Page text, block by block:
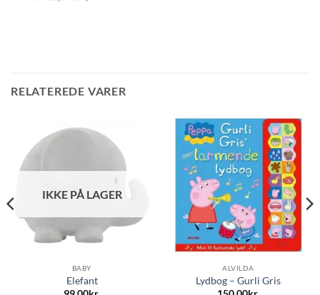
RELATEREDE VARER
IKKE PÅ LAGER
BABY
Elefant
ALVILDA
Lydbog – Gurli Gris